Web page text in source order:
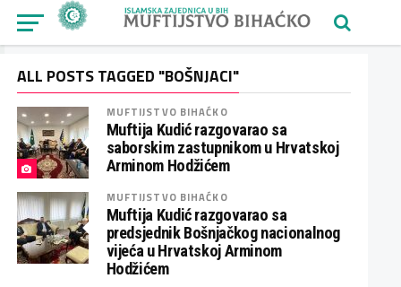
ALL POSTS TAGGED "BOŠNJACI"
MUFTIJSTVO BIHAĆKO
Muftija Kudić razgovarao sa
saborskim zastupnikom u Hrvatskoj
Arminom Hodžićem
MUFTIJSTVO BIHAĆKO
Muftija Kudić razgovarao sa
predsjednik Bošnjačkog nacionalnog
vijeća u Hrvatskoj Arminom
Hodžićem